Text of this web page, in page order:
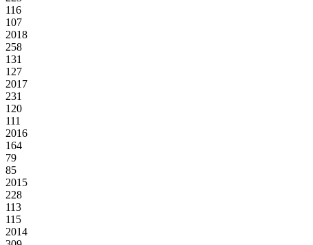
116
107
2018
258
131
127
2017
231
120
111
2016
164
79
85
2015
228
113
115
2014